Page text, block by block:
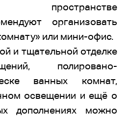
пространстве
организовать
или мини-офис.
и тщательной отделке
полировано-
ванных комнат,
освещении и ещё о
дополнениях можно